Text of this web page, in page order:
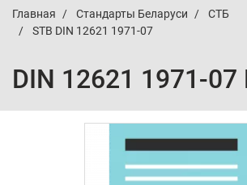
Главная Стандарты Беларуси
СТБ
STB DIN 12621 1971-07
DIN 12621 1971-07